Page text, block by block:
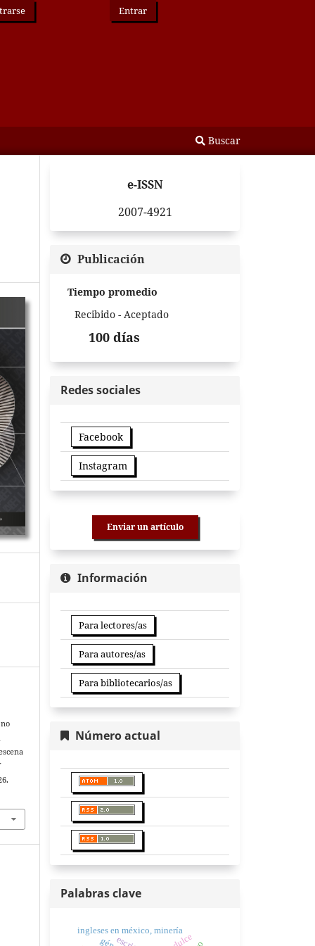
Buscar
Entrar
e-ISSN
2007-4921
Publicación
Tiempo promedio
Recibido - Aceptado
100 días
Redes sociales
Facebook
Instagram
Enviar un artículo
Información
Para lectores/as
Para autores/as
Para bibliotecarios/as
Número actual
Palabras clave
ingleses en méxico, minería